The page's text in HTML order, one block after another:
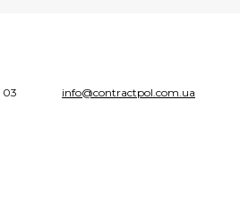
03 info@contractpol.com.ua